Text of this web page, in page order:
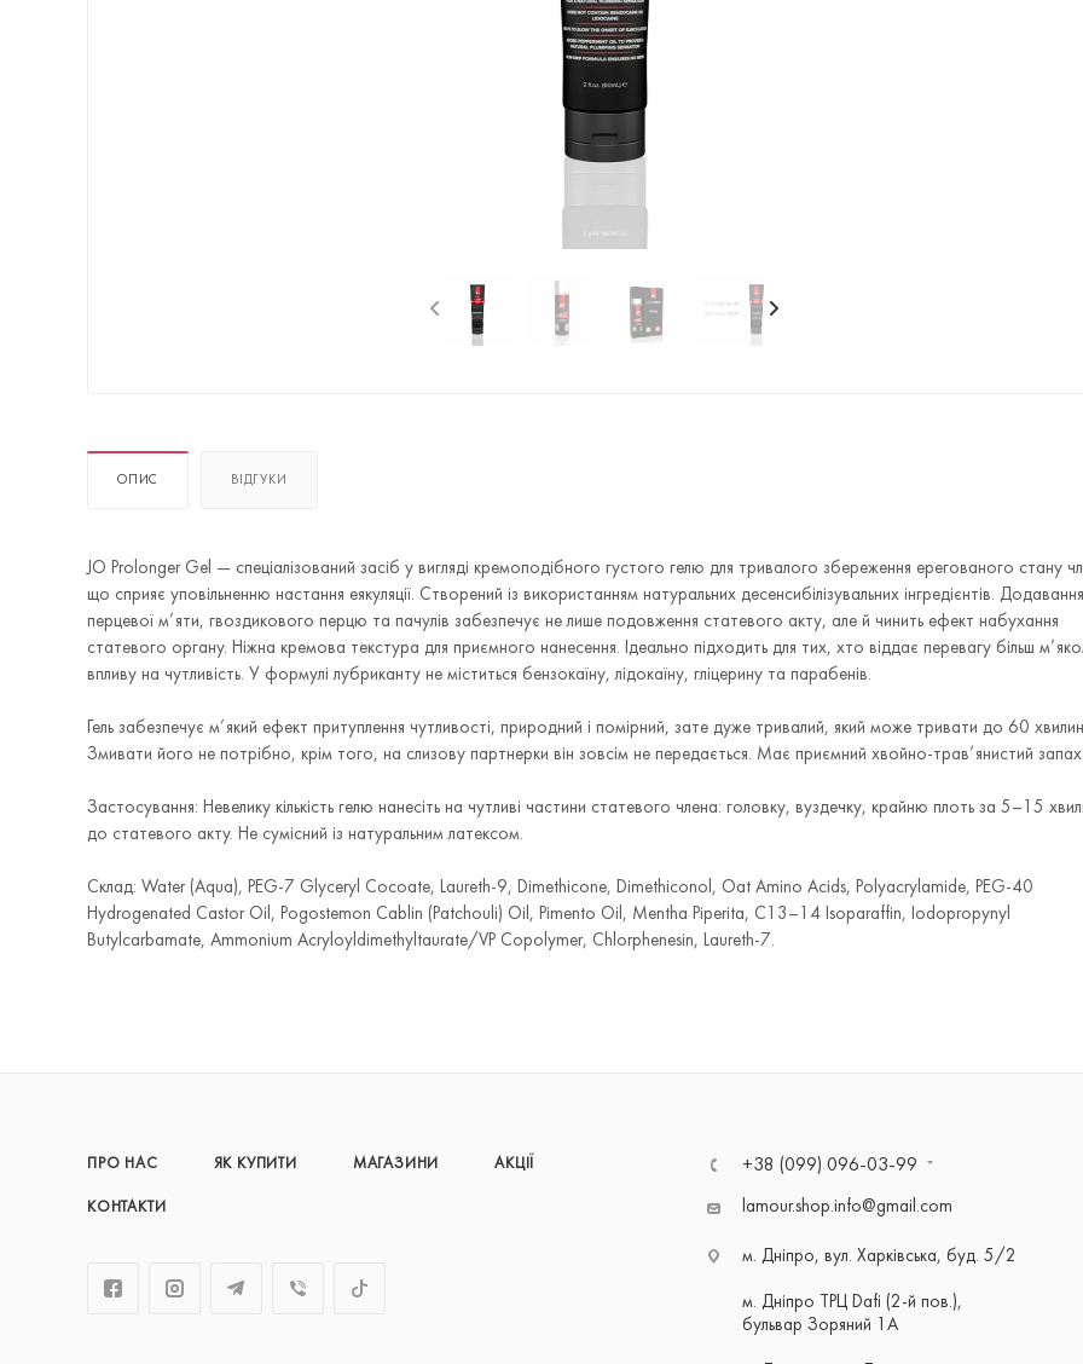
ОПИС ВІДГУКИ
JO Prolonger Gel — спеціалізований засіб у вигляді кремоподібного густого гелю для тривалого збереження ерегованого стану
що сприяє уповільненню настання еякуляції. Створений із використанням натуральних десенсибілізувальних інгредієнтів. Додавання
перцевої м’яти, гвоздикового перцю та пачулів забезпечує не лише подовження статевого акту, але й чинить ефект набухання
статевого органу. Ніжна кремова текстура для приємного нанесення. Ідеально підходить для тих, хто віддає перевагу більш
впливу на чутливість. У формулі лубриканту не міститься бензокаїну, лідокаїну, гліцерину та парабенів.
Гель забезпечує м’який ефект притуплення чутливості, природний і помірний, зате дуже тривалий, який може тривати до 60
Змивати його не потрібно, крім того, на слизову партнерки він зовсім не передається. Має приємний хвойно-трав’янистий запах.
Застосування: Невелику кількість гелю нанесіть на чутливі частини статевого члена: головку, вуздечку, крайню плоть за 5–15
до статевого акту. Не сумісний із натуральним латексом.
Склад: Water (Aqua), PEG-7 Glyceryl Cocoate, Laureth-9, Dimethicone, Dimethiconol, Oat Amino Acids, Polyacrylamide, PEG-40
Hydrogenated Castor Oil, Pogostemon Cablin (Patchouli) Oil, Pimento Oil, Mentha Piperita, C13–14 Isoparaffin, Iodopropynyl
Butylcarbamate, Ammonium Acryloyldimethyltaurate/VP Copolymer, Chlorphenesin, Laureth-7.
ПРО НАС ЯК КУПИТИ МАГАЗИНИ АКЦІЇ
КОНТАКТИ
+38 (099) 096-03-99
lamour.shop.info@gmail.com
м. Дніпро, вул. Харківська, буд. 5/2
м. Дніпро ТРЦ Dafi (2-й пов.),
бульвар Зоряний 1А